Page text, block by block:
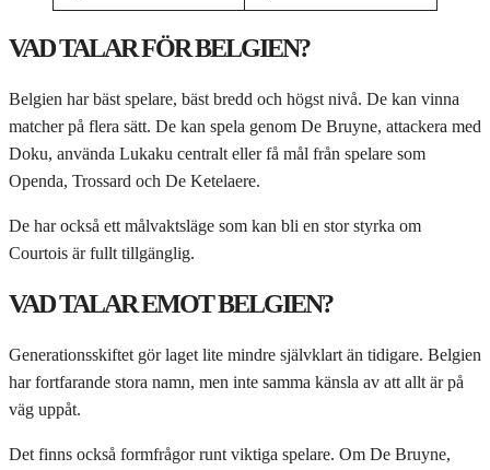
VAD TALAR FÖR BELGIEN?
Belgien har bäst spelare, bäst bredd och högst nivå. De kan vinna
matcher på flera sätt. De kan spela genom De Bruyne, attackera med
Doku, använda Lukaku centralt eller få mål från spelare som
Openda, Trossard och De Ketelaere.
De har också ett målvaktsläge som kan bli en stor styrka om
Courtois är fullt tillgänglig.
VAD TALAR EMOT BELGIEN?
Generationsskiftet gör laget lite mindre självklart än tidigare. Belgien
har fortfarande stora namn, men inte samma känsla av att allt är på
väg uppåt.
Det finns också formfrågor runt viktiga spelare. Om De Bruyne,